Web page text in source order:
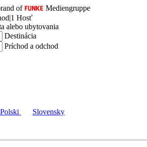
of
Mediengruppe
|1 Hosť
alebo ubytovania
Destinácia
Príchod a odchod
Polski Slovensky